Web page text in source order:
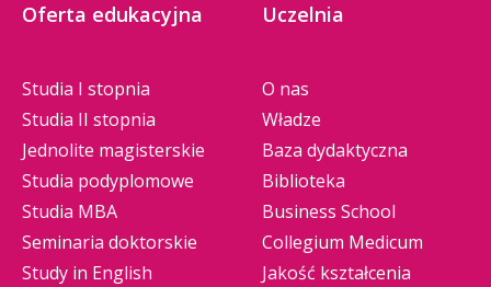
Oferta edukacyjna
Studia I stopnia
Studia II stopnia
Jednolite magisterskie
Studia podyplomowe
Studia MBA
Seminaria doktorskie
Study in English
Uczelnia
O nas
Władze
Baza dydaktyczna
Biblioteka
Business School
Collegium Medicum
Jakość kształcenia